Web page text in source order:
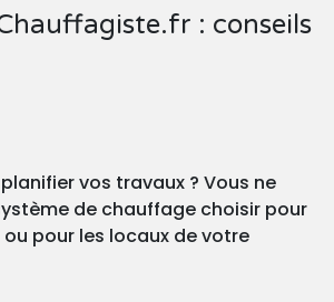
: conseils
vos travaux ? Vous ne
de chauffage choisir pour
pour les locaux de votre